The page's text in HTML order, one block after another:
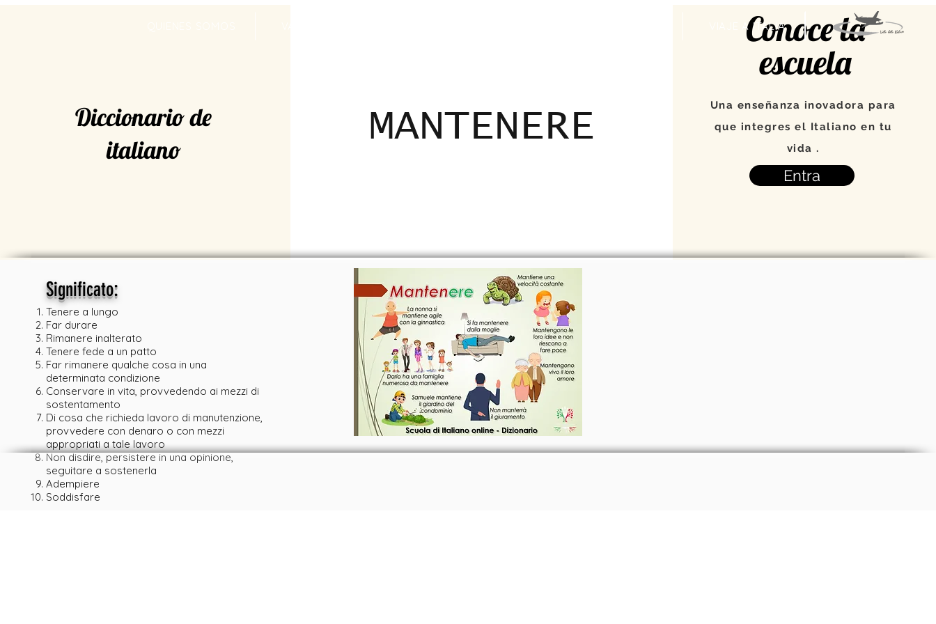
VIAJE A ITALIA
Diccionario de
italiano
MANTENERE
Conoce la
escuela
Una enseñanza inovadora para
que integres el Italiano en tu
vida .
Entra
Significato:
Tenere a lungo
Far durare
Rimanere inalterato
Tenere fede a un patto
Far rimanere qualche cosa in una
determinata condizione
Conservare in vita, provvedendo ai mezzi di
sostentamento
Di cosa che richieda lavoro di manutenzione,
provvedere con denaro o con mezzi
appropriati a tale lavoro
Non disdire, persistere in una opinione,
seguitare a sostenerla
Adempiere
Soddisfare